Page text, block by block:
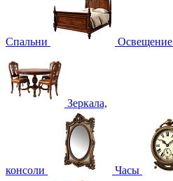
Спальни Освещение
Зеркала,
консоли Часы